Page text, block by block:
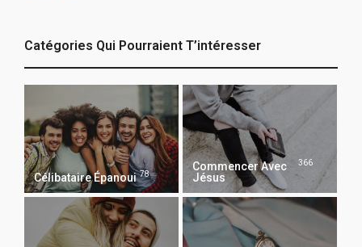
Catégories Qui Pourraient T’intéresser
Célibataire Épanoui 78
Commencer Avec
Jésus
366